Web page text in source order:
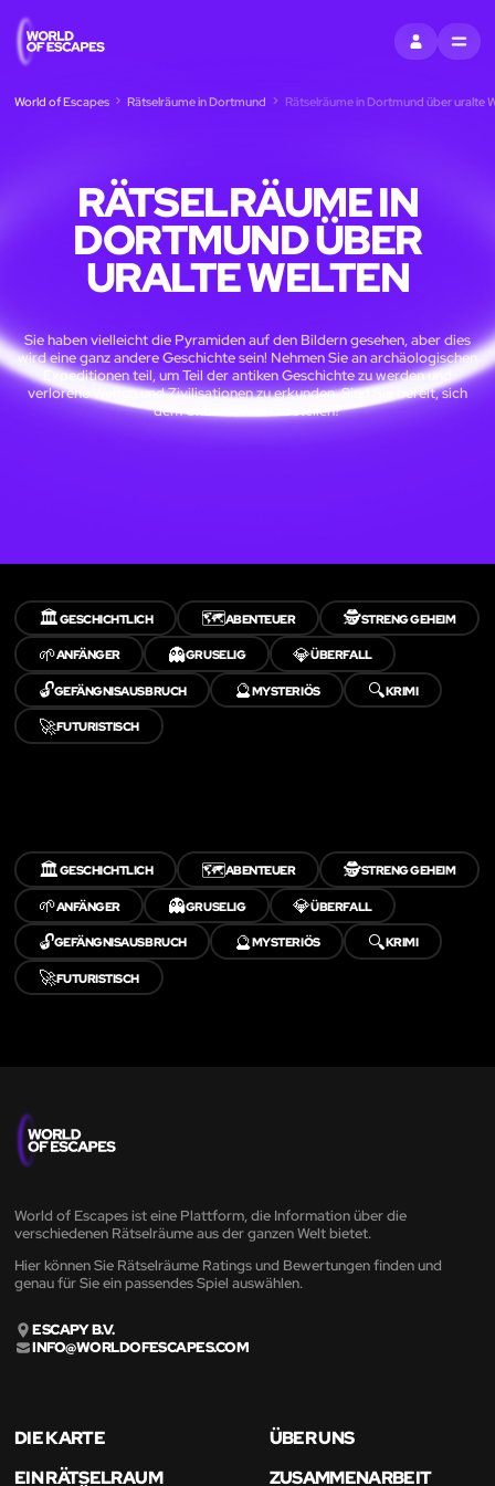
EINTRAGEN
MENU
World of Escapes Rätselräume in Dortmund Rätselräume in Dortmund über uralte
RÄTSELRÄUME IN
DORTMUND ÜBER
URALTE WELTEN
Sie haben vielleicht die Pyramiden auf den Bildern gesehen, aber dies
wird eine ganz andere Geschichte sein! Nehmen Sie an archäologischen
Expeditionen teil, um Teil der antiken Geschichte zu werden und
verlorene Welten und Zivilisationen zu erkunden. Sind Sie bereit, sich
dem Unbekannten zu stellen?
🏛️GESCHICHTLICH 🗺️ABENTEUER 🕵️STRENG GEHEIM
🌱ANFÄNGER 👻GRUSELIG 💎ÜBERFALL
🔓GEFÄNGNISAUSBRUCH 🔮MYSTERIÖS 🔍KRIMI
🚀FUTURISTISCH
🏛️GESCHICHTLICH 🗺️ABENTEUER 🕵️STRENG GEHEIM
🌱ANFÄNGER 👻GRUSELIG 💎ÜBERFALL
🔓GEFÄNGNISAUSBRUCH 🔮MYSTERIÖS 🔍KRIMI
🚀FUTURISTISCH
World of Escapes ist eine Plattform, die Information über die
verschiedenen Rätselräume aus der ganzen Welt bietet.
Hier können Sie Rätselräume Ratings und Bewertungen finden und
genau für Sie ein passendes Spiel auswählen.
ESCAPY B.V.
INFO@WORLDOFESCAPES.COM
DIE KARTE
ÜBER UNS
EIN RÄTSELRAUM
ZUSAMMENARBEIT